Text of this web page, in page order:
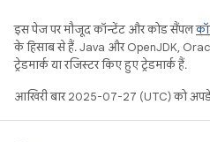
इस पेज पर मौजूद कॉन्टेंट और कोड सैंपल
के हिसाब से हैं. Java और OpenJDK,
ट्रेडमार्क या रजिस्टर किए हुए ट्रेडमार्क हैं.
आखिरी बार 2025-07-27 (UTC) को